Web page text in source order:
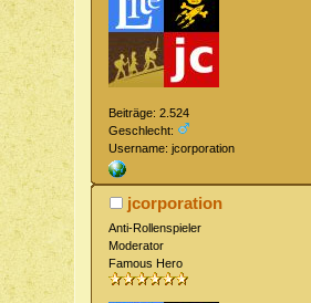
Beiträge: 2.524
Geschlecht:
Username: jcorporation
jcorporation
Anti-Rollenspieler
Moderator
Famous Hero